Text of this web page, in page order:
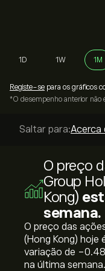
1D 1W 1M
Registe-se para os gráficos
*O desempenho anterior não
Saltar para:Acerca
O preço
Group
Kong)
semana.
O preço das
(Hong Kong) hoje
variação de ‎-
na última